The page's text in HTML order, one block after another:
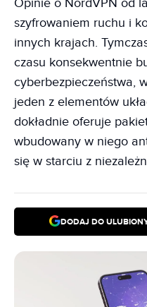
Opinie o NordVPN od
szyfrowaniem ruchu i
innych krajach.
czasu konsekwentnie
cyberbezpieczeństwa,
jeden z elementów
dokładnie oferuje
wbudowany w niego
się w starciu z
DODAJ DO